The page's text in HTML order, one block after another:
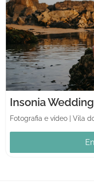
Insonia Wedding
Fotografia e vídeo Vila